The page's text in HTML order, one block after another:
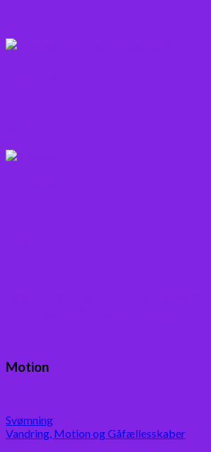
Motion
Svømning
Vandring, Motion og Gåfællesskaber